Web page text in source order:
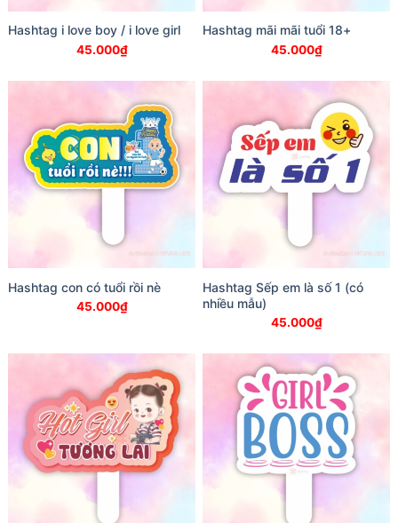
Hashtag i love boy / i love girl
45.000₫
Hashtag mãi mãi tuổi 18+
45.000₫
Hashtag con có tuổi rồi nè
45.000₫
Hashtag Sếp em là số 1 (có
nhiều mẫu)
45.000₫